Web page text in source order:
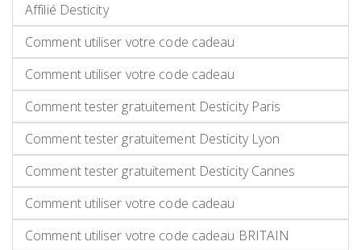
Affilié Desticity
Comment utiliser votre code cadeau
Comment utiliser votre code cadeau
Comment tester gratuitement Desticity Paris
Comment tester gratuitement Desticity Lyon
Comment tester gratuitement Desticity Cannes
Comment utiliser votre code cadeau
Comment utiliser votre code cadeau BRITAIN